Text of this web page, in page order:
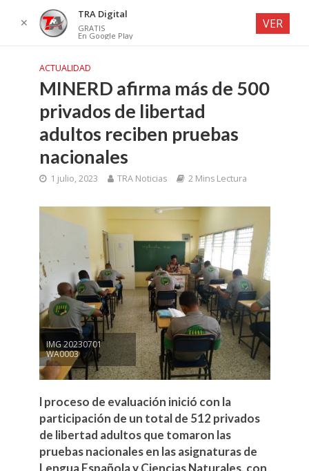
ACTUALIDAD
MINERD afirma más de 500
privados de libertad
adultos reciben pruebas
nacionales
1 julio, 2023 TRA Noticias 2 Mins Lectura
IMG 20230701
WA0003
l proceso de evaluación inició con la
participación de un total de 512 privados
de libertad adultos que tomaron las
pruebas nacionales en las asignaturas de
Lengua Española y Ciencias Naturales, con
✕
TRA Digital
GRATIS
En Google Play
VER